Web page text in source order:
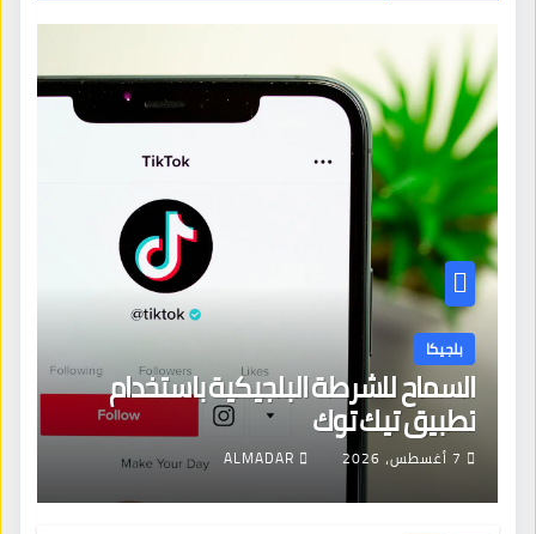
بلجيكا
السماح للشرطة البلجيكية باستخدام
تطبيق تيك توك
7 أغسطس، 2026 ALMADAR